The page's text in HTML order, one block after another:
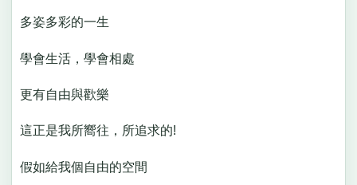
多姿多彩的一生
學會生活，學會相處
更有自由與歡樂
這正是我所嚮往，所追求的!
假如給我個自由的空間